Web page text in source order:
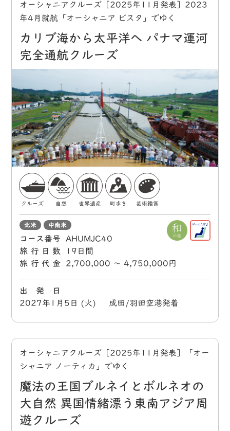
オーシャニアクルーズ［2025年11月発表］2023
年4月就航「オーシャニア ビスタ」でゆく
カリブ海から太平洋へ パナマ運河
完全通航クルーズ
クルーズ 自然 世界遺産 町歩き 芸術鑑賞
北米 中南米
コース番号
AHUMJC40
旅行日数
19日間
旅行代金
2,700,000 〜 4,750,000円
出 発 日
2027年1月5日 (火) 成田/羽田空港発着
オーシャニアクルーズ［2025年11月発表］「オー
シャニア ノーティカ」でゆく
魔法の王国ブルネイとボルネオの
大自然 異国情緒漂う東南アジア周
遊クルーズ